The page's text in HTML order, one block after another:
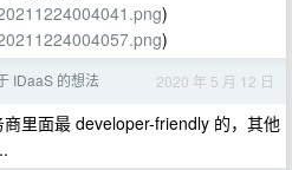
)
)
IDaaS 的想法 2020 年 5 月 12 日
里面最 developer-friendly 的，其他